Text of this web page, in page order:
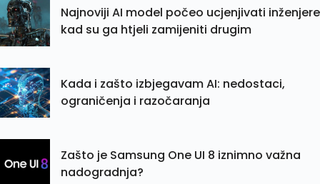
Najnoviji AI model počeo ucjenjivati inženjere
kad su ga htjeli zamijeniti drugim
Kada i zašto izbjegavam AI: nedostaci,
ograničenja i razočaranja
Zašto je Samsung One UI 8 iznimno važna
nadogradnja?